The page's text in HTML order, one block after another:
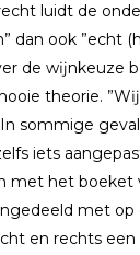
luidt de
dan ook ”echt
de wĳnkeuze
theorie.
sommige
iets
met het boeket
met op
en rechts